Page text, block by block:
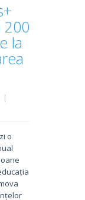
200
la
|
o